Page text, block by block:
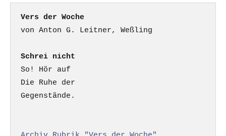
Vers der Woche
Schrei nicht
So! Hör auf
Die Ruhe der
Gegenstände.